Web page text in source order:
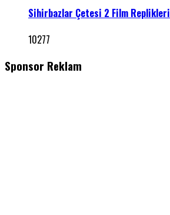
Sihirbazlar Çetesi 2 Film Replikleri
10277
Sponsor Reklam